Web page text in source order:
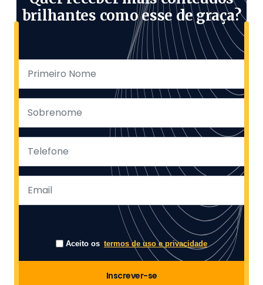
brilhantes como esse de graça?
Aceito os termos de uso e privacidade
Inscrever-se